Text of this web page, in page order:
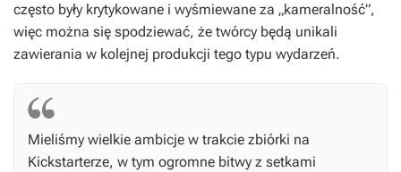
często były krytykowane i wyśmiewane za „kameralność”,
więc można się spodziewać, że twórcy będą unikali
zawierania w kolejnej produkcji tego typu wydarzeń.
Mieliśmy wielkie ambicje w trakcie zbiórki na
Kickstarterze, w tym ogromne bitwy z setkami